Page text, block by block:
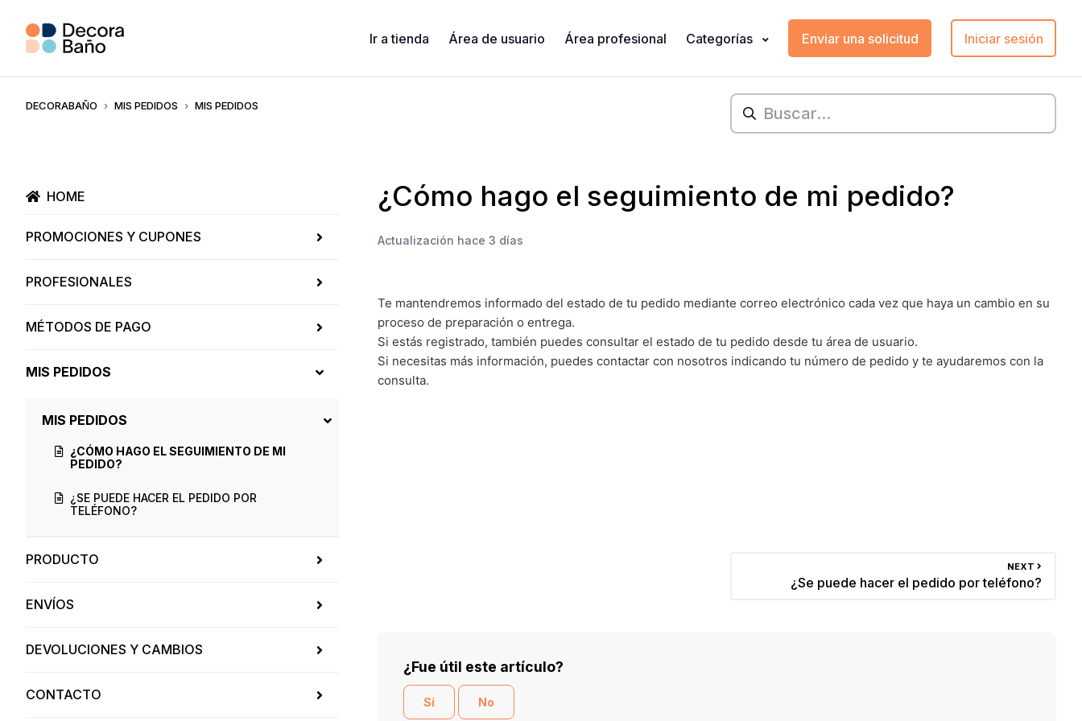
Ir a tienda Área de usuario Área profesional Categorías Enviar una solicitud Iniciar sesión
DECORABAÑO MIS PEDIDOS MIS PEDIDOS
HOME
PROMOCIONES Y CUPONES
PROFESIONALES
MÉTODOS DE PAGO
MIS PEDIDOS
MIS PEDIDOS
¿CÓMO HAGO EL SEGUIMIENTO DE MI
PEDIDO?
¿SE PUEDE HACER EL PEDIDO POR
TELÉFONO?
PRODUCTO
ENVÍOS
DEVOLUCIONES Y CAMBIOS
CONTACTO
¿Cómo hago el seguimiento de mi pedido?
Actualización hace 3 días
Te mantendremos informado del estado de tu pedido mediante correo electrónico cada vez que haya un cambio en su
proceso de preparación o entrega.
Si estás registrado, también puedes consultar el estado de tu pedido desde tu área de usuario.
Si necesitas más información, puedes contactar con nosotros indicando tu número de pedido y te ayudaremos con la
consulta.
NEXT
¿Se puede hacer el pedido por teléfono?
¿Fue útil este artículo?
Sí No